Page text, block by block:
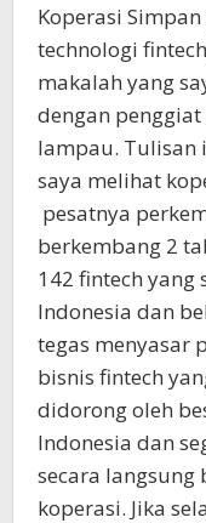
Koperasi
technologi
makalah yang
dengan
lampau. Tulisan
saya melihat
pesatnya
berkembang 2
142 fintech
Indonesia dan
tegas menyasar
bisnis fintech
didorong oleh
Indonesia dan
secara langsung
koperasi. Jika